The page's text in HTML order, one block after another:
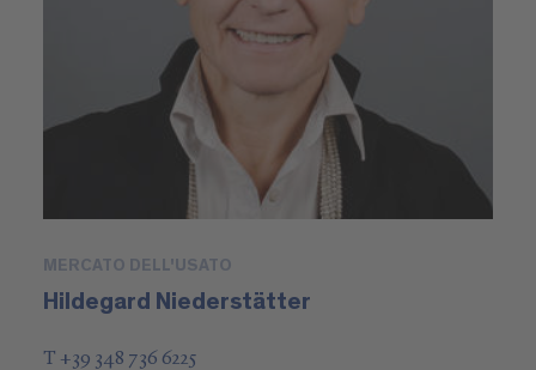
MERCATO DELL'USATO
Hildegard Niederstätter
T +39 348 736 6225